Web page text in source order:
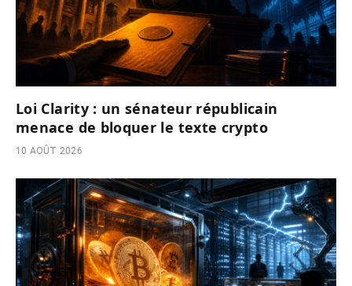
Loi Clarity : un sénateur républicain
menace de bloquer le texte crypto
10 AOÛT 2026